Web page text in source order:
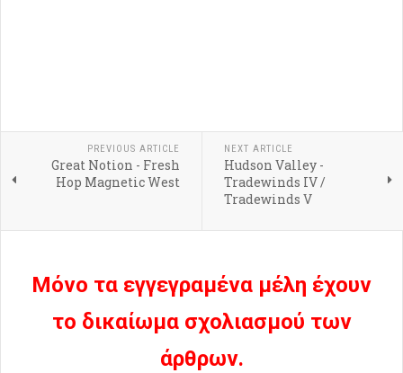
PREVIOUS ARTICLE
Great Notion - Fresh
Hop Magnetic West
NEXT ARTICLE
Hudson Valley -
Tradewinds IV /
Tradewinds V
Μόνο τα εγγεγραμένα μέλη έχουν
το δικαίωμα σχολιασμού των
άρθρων.